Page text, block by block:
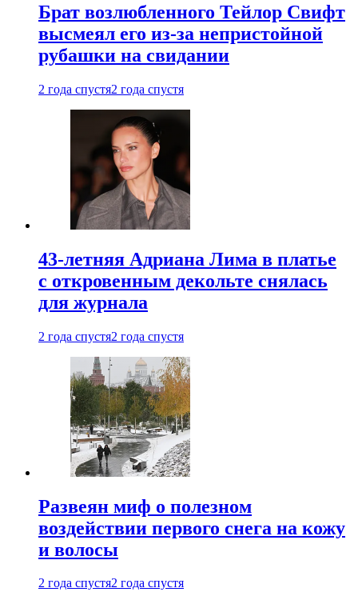
Брат возлюбленного Тейлор Свифт
высмеял его из-за непристойной
рубашки на свидании
2 года спустя2 года спустя
43-летняя Адриана Лима в платье
с откровенным декольте снялась
для журнала
2 года спустя2 года спустя
Развеян миф о полезном
воздействии первого снега на кожу
и волосы
2 года спустя2 года спустя